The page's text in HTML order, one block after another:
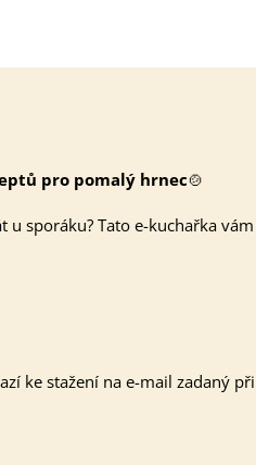
pro pomalý hrnec🍲
u sporáku? Tato e-kuchařka
ke stažení na e-mail zadaný